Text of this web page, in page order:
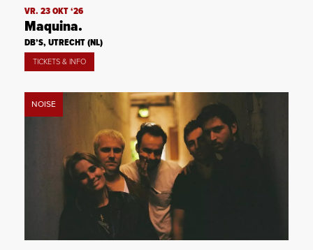
VR. 23 OKT ‘26
Maquina.
DB’S, UTRECHT (NL)
TICKETS & INFO
NOISE